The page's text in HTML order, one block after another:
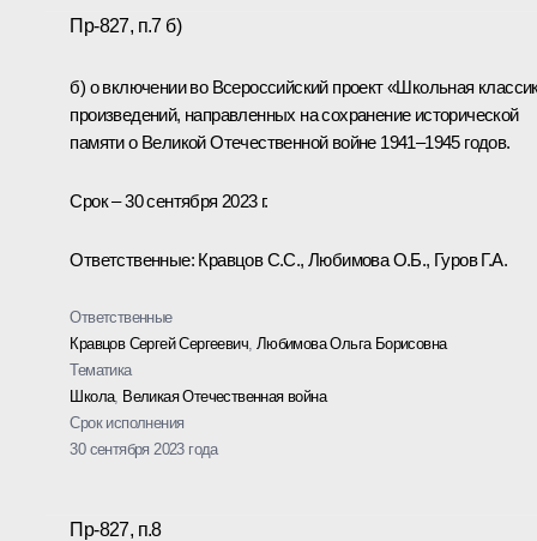
Пр-827, п.7 б)
б) о включении во Всероссийский проект «Школьная
произведений, направленных на сохранение исторической
памяти о Великой Отечественной войне 1941–1945 годов.
Срок – 30 сентября 2023 г.
Ответственные: Кравцов С.С., Любимова О.Б., Гуров Г.А.
Ответственные
Кравцов Сергей Сергеевич Любимова Ольга Борисовна
Тематика
Школа, Великая Отечественная война
Срок исполнения
30 сентября 2023 года
Пр-827, п.8